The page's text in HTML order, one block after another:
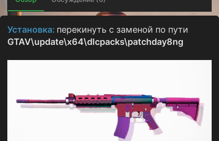
з
а
н
я
Установка: перекинуть с заменой по пути
GTAV\update\x64\dlcpacks\patchday8ng